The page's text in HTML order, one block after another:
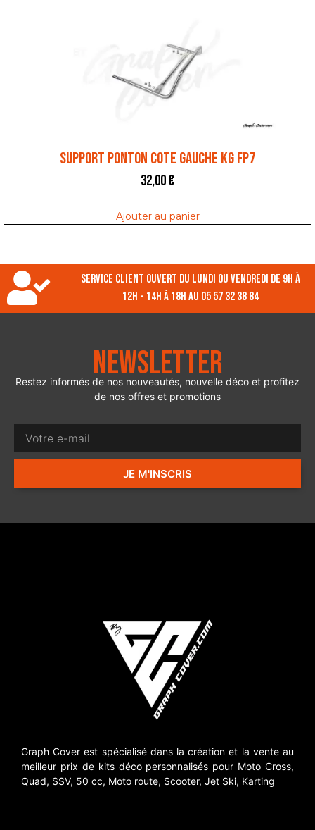
SUPPORT PONTON COTE GAUCHE KG FP7
32,00€
Ajouter au panier
Service client ouvert du lundi ou vendredi de 9h à
12h - 14h à 18h au 05 57 32 38 84
Newsletter
Restez informés de nos nouveautés, nouvelle déco et profitez
de nos offres et promotions
JE M'INSCRIS
Graph Cover est spécialisé dans la création et la vente au
meilleur prix de kits déco personnalisés pour Moto Cross,
Quad, SSV, 50 cc, Moto route, Scooter, Jet Ski, Karting